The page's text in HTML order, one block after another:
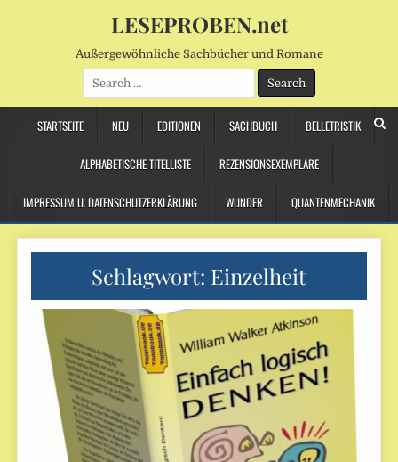
LESEPROBEN.net
Außergewöhnliche Sachbücher und Romane
Search
for:
STARTSEITE NEU EDITIONEN SACHBUCH BELLETRISTIK
ALPHABETISCHE TITELLISTE REZENSIONSEXEMPLARE
IMPRESSUM U. DATENSCHUTZERKLÄRUNG WUNDER QUANTENMECHANIK
Schlagwort: Einzelheit